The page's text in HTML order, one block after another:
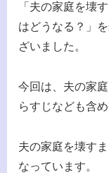
「夫の家庭を壊
はどうなる？」
ざいました。
今回は、夫の家
らすじなども含
夫の家庭を壊す
なっています。